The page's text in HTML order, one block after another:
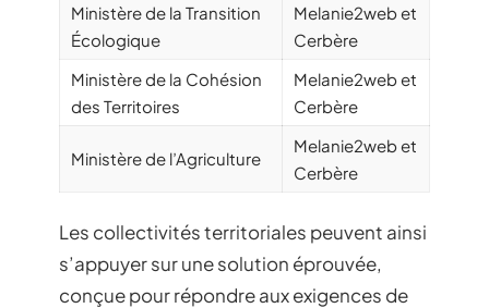
Ministère de la Transition
Écologique
Melanie2web et
Cerbère
Ministère de la Cohésion
des Territoires
Melanie2web et
Cerbère
Ministère de l’Agriculture
Melanie2web et
Cerbère
Les collectivités territoriales peuvent ainsi
s’appuyer sur une solution éprouvée,
conçue pour répondre aux exigences de